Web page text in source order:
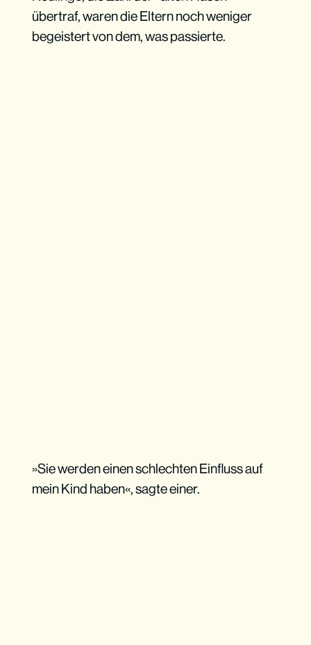
übertraf, waren die Eltern noch weniger
begeistert von dem, was passierte.
»Sie werden einen schlechten Einfluss auf
mein Kind haben«, sagte einer.